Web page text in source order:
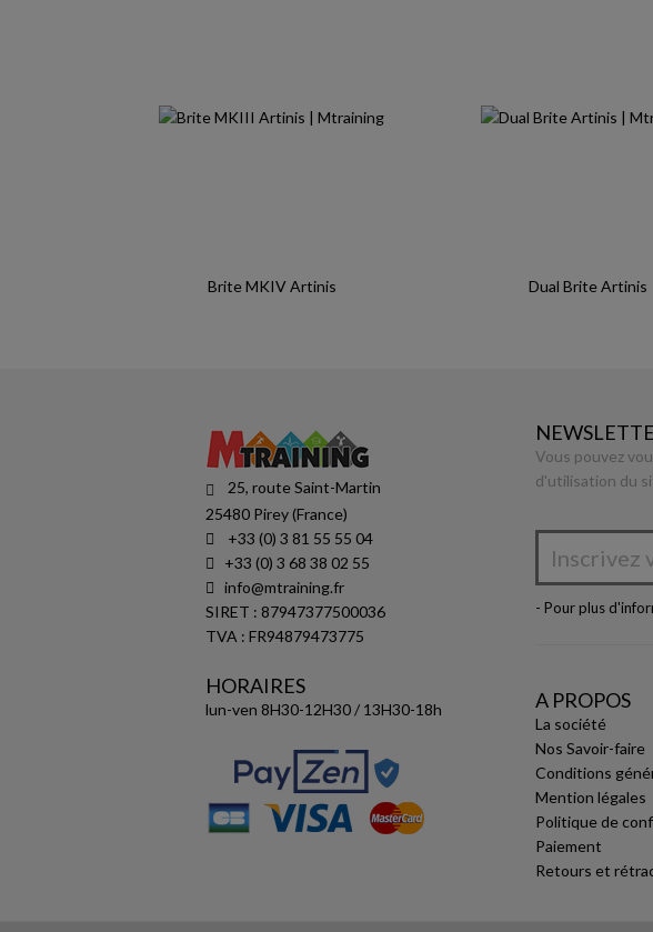
Brite MKIV Artinis Dual Brite Artinis
25, route Saint-Martin
25480 Pirey (France)
+33 (0) 3 81 55 55 04
+33 (0) 3 68 38 02 55
info@mtraining.fr
SIRET : 87947377500036
TVA : FR94879473775
HORAIRES
lun-ven 8H30-12H30 / 13H30-18h
Vous pouvez
d'utilisation du
- Pour plus
A PROPOS
La société
Nos Savoir-faire
Conditions
Mention légales
Politique de
Paiement
Retours et